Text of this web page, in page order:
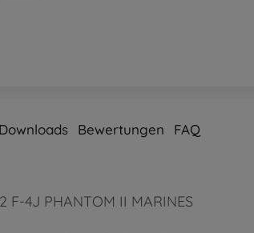
Downloads Bewertungen FAQ
F-4J PHANTOM II MARINES